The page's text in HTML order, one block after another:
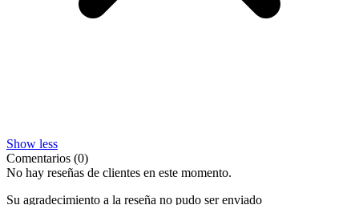
Show less
Comentarios (0)
No hay reseñas de clientes en este momento.
Su agradecimiento a la reseña no pudo ser enviado